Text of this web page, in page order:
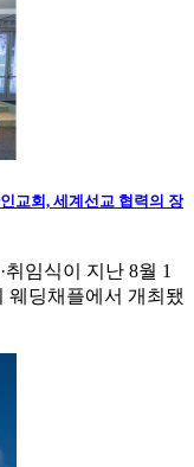
교회, 세계선교 협력의 장
임식이 지난 8월 1
웨딩채플에서 개최됐